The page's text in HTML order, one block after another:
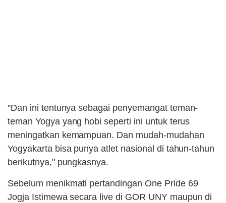
"Dan ini tentunya sebagai penyemangat teman-
teman Yogya yang hobi seperti ini untuk terus
meningatkan kemampuan. Dan mudah-mudahan
Yogyakarta bisa punya atlet nasional di tahun-tahun
berikutnya," pungkasnya.
Sebelum menikmati pertandingan One Pride 69
Jogja Istimewa secara live di GOR UNY maupun di